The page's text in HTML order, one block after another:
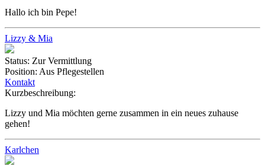
Hallo ich bin Pepe!
Lizzy & Mia
Status: Zur Vermittlung
Position: Aus Pflegestellen
Kontakt
Kurzbeschreibung:
Lizzy und Mia möchten gerne zusammen in ein neues zuhause
gehen!
Karlchen